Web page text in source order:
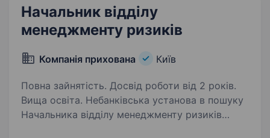
Начальник відділу
менеджменту ризиків
Компанія прихована Київ
Повна зайнятість. Досвід роботи від 2 років.
Вища освіта. Небанківська установа в пошуку
Начальника відділу менеджменту ризиків